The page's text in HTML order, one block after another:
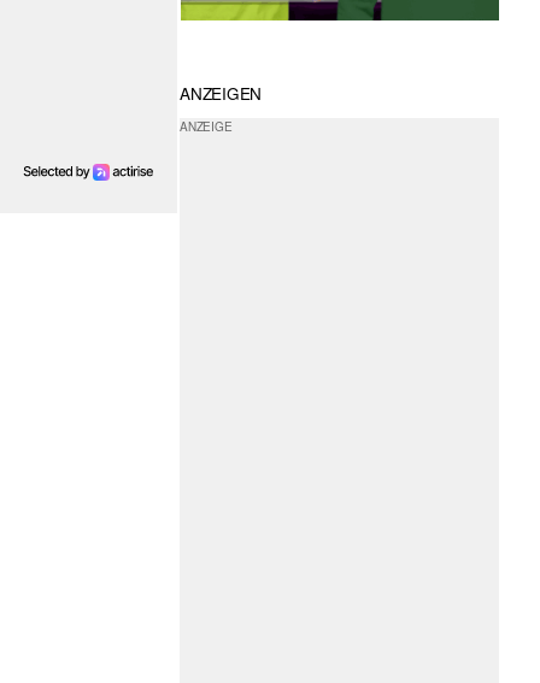
ANZEIGEN